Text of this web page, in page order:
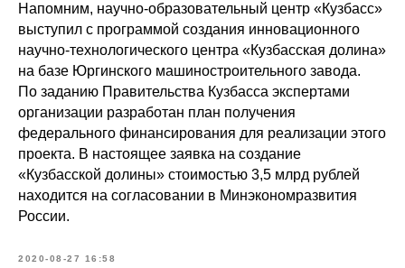
Напомним, научно-образовательный центр «Кузбасс»
выступил с программой создания инновационного
научно-технологического центра «Кузбасская долина»
на базе Юргинского машиностроительного завода.
По заданию Правительства Кузбасса экспертами
организации разработан план получения
федерального финансирования для реализации этого
проекта. В настоящее заявка на создание
«Кузбасской долины» стоимостью 3,5 млрд рублей
находится на согласовании в Минэкономразвития
России.
2020-08-27 16:58